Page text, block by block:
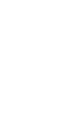
selecionadas,
reflete a tradição e a
ser lembrados.